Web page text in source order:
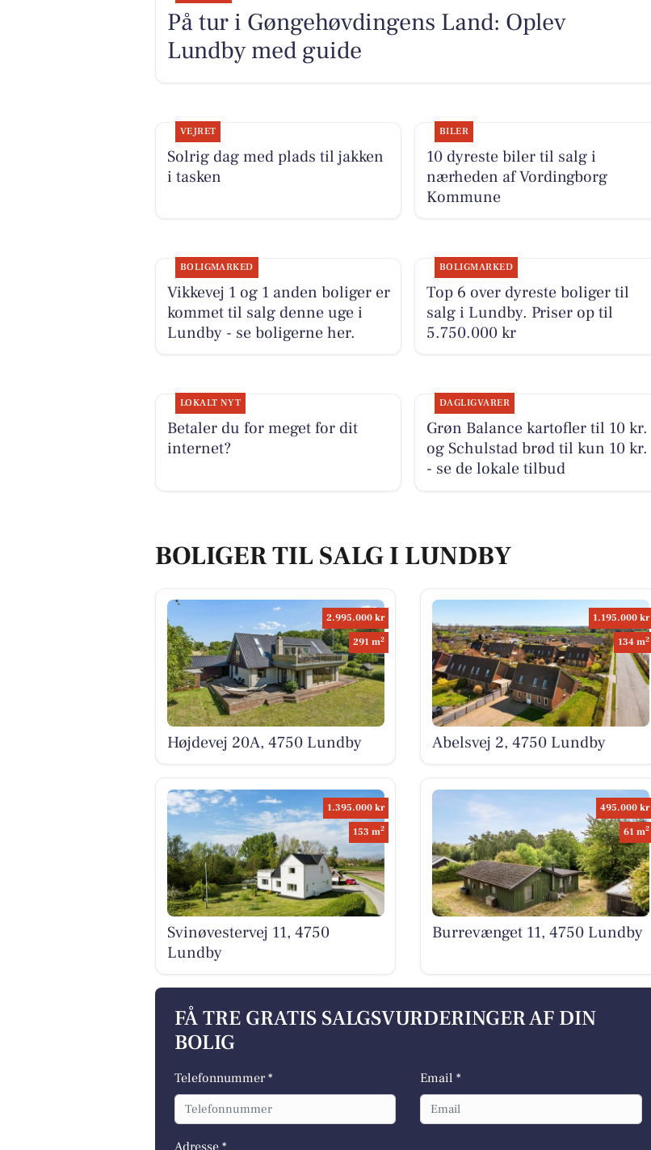
På tur i Gøngehøvdingens Land: Oplev
Lundby med guide
VEJRET
Solrig dag med plads til jakken
i tasken
BILER
10 dyreste biler til salg i
nærheden af Vordingborg
Kommune
BOLIGMARKED
Vikkevej 1 og 1 anden boliger er
kommet til salg denne uge i
Lundby - se boligerne her.
BOLIGMARKED
Top 6 over dyreste boliger til
salg i Lundby. Priser op til
5.750.000 kr
LOKALT NYT
Betaler du for meget for dit
internet?
DAGLIGVARER
Grøn Balance kartofler til 10 kr.
og Schulstad brød til kun 10 kr.
- se de lokale tilbud
BOLIGER TIL SALG I LUNDBY
2.995.000 kr
291 m2
Højdevej 20A, 4750 Lundby
1.195.000 kr
134 m2
Abelsvej 2, 4750 Lundby
1.395.000 kr
153 m2
Svinøvestervej 11, 4750
Lundby
495.000 kr
61 m2
Burrevænget 11, 4750 Lundby
FÅ TRE GRATIS SALGSVURDERINGER AF DIN
BOLIG
Telefonnummer * Email *
Adresse *